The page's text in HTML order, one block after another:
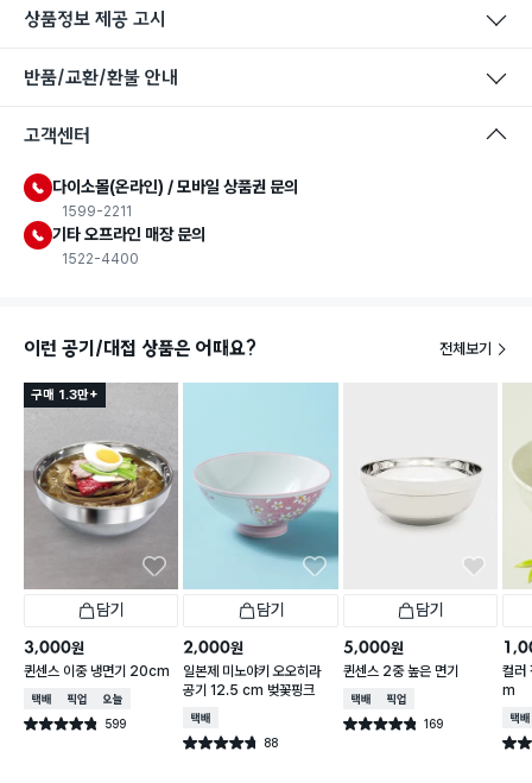
상품정보 제공 고시
반품/교환/환불 안내
고객센터
다이소몰(온라인) / 모바일 상품권 문의
1599-2211
기타 오프라인 매장 문의
1522-4400
이런 공기/대접 상품은 어때요? 전체보기
구매 1.3만+
담기
3,000원
퀸센스 이중 냉면기 20cm
택배배송매장픽업오늘배송
별점 4.8점 599
건 작성
담기
2,000원
일본제 미노야키 오오히라
공기 12.5 cm 벚꽃핑크
택배배송
별점 4.7점 88
건 작성
담기
5,000원
퀸센스 2중 높은 면기
택배배송매장픽업
별점 4.8점 169
건 작성
컬러
m
택배
별점